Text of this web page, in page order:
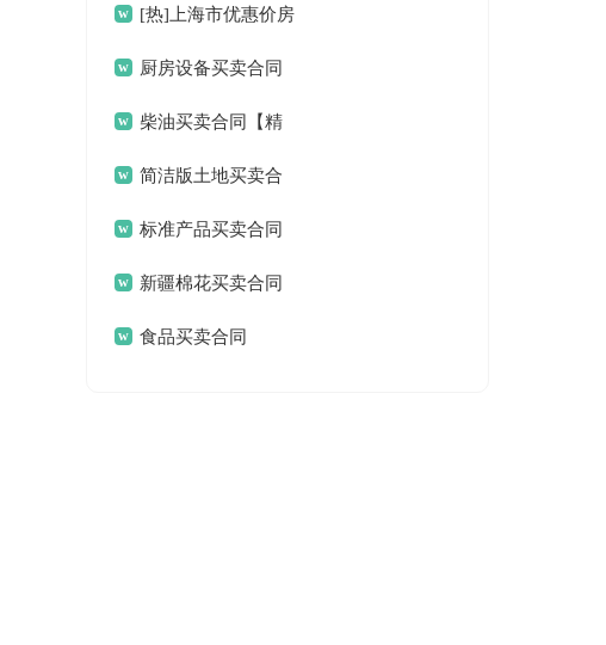
备15篇][热]上海市优惠价房
买卖合同
厨房设备买卖合同
【推荐】
柴油买卖合同【精
品3篇】
简洁版土地买卖合
同 标准产品买卖合同
新疆棉花买卖合同
食品买卖合同